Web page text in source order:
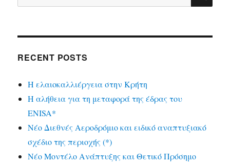
for:
RECENT POSTS
Η ελαιοκαλλιέργεια στην Κρήτη
Η αλήθεια για τη μεταφορά της έδρας του
ENISA*
Νέο Διεθνές Αεροδρόμιο και ειδικό αναπτυξιακό
σχέδιο της περιοχής (*)
Νέο Μοντέλο Ανάπτυξης και Θετικό Πρόσημο